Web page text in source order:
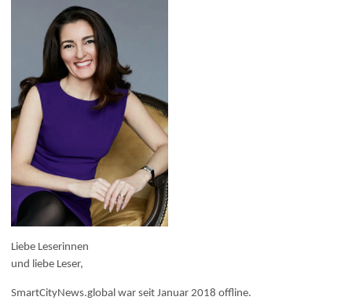
Liebe Leserinnen
und liebe Leser,
SmartCityNews.global war seit Januar 2018 offline.